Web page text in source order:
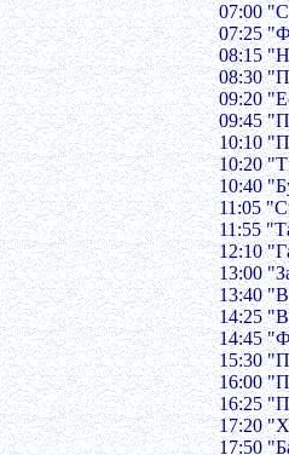
07:00
07:25
08:15
08:30
09:20
09:45
10:10
10:20
10:40
11:05
11:55
12:10
13:00
13:40
14:25
14:45
15:30
16:00
16:25
17:20
17:50